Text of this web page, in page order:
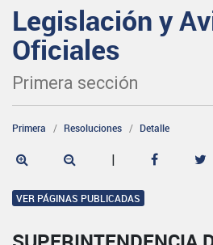
Legislación y
Oficiales
Primera sección
Primera Resoluciones Detalle
|
VER PÁGINAS PUBLICADAS